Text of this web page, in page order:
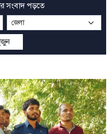
সংবাদ পড়তে